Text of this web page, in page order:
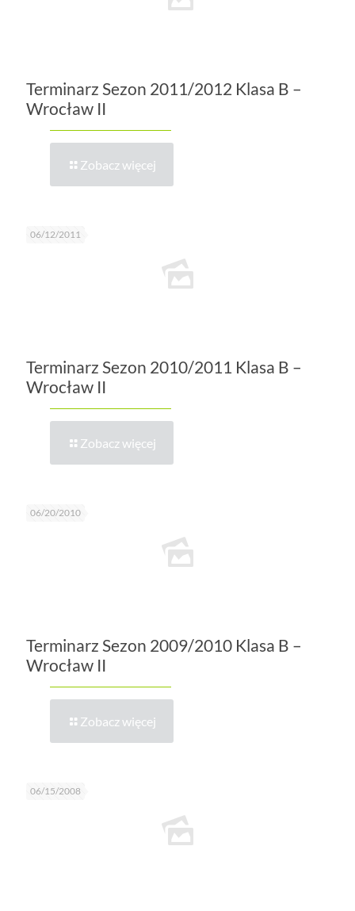
Terminarz Sezon 2011/2012 Klasa B –
Wrocław II
Zobacz więcej
06/12/2011
Terminarz Sezon 2010/2011 Klasa B –
Wrocław II
Zobacz więcej
06/20/2010
Terminarz Sezon 2009/2010 Klasa B –
Wrocław II
Zobacz więcej
06/15/2008